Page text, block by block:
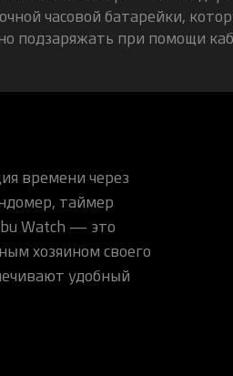
часовой батарейки,
подзаряжать при помощи
времени через
таймер
Watch — это
хозяином своего
удобный